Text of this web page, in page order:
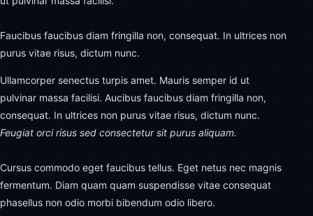
Faucibus faucibus diam fringilla non, consequat. In ultrices non
purus vitae risus, dictum nunc.
Ullamcorper senectus turpis amet. Mauris semper id ut
pulvinar massa facilisi. Aucibus faucibus diam fringilla non,
consequat. In ultrices non purus vitae risus, dictum nunc.
Feugiat orci risus sed consectetur sit purus aliquam.
Cursus commodo eget faucibus tellus. Eget netus nec magnis
fermentum. Diam quam quam suspendisse vitae consequat
phasellus non odio morbi bibendum odio libero.